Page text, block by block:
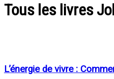
Tous les livres
L’énergie de vivre :